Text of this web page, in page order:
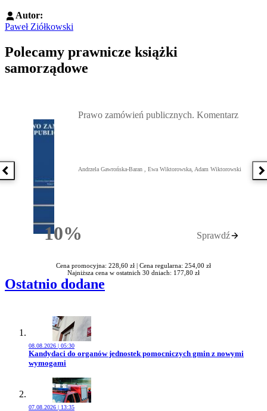
Autor:
Paweł Ziółkowski
Polecamy prawnicze książki
samorządowe
Poprzednia książka
10%Rabatu
Prawo zamówień publicznych. Komentarz
Andrzela Gawrońska-Baran , Ewa Wiktorowska, Adam Wiktorowski
Sprawdź
Cena promocyjna: 228,60 zł | Cena regularna: 254,00 zł
Najniższa cena w ostatnich 30 dniach: 177,80 zł
Ostatnio dodane
08.08.2026 | 05:30
Przejdź do artykułu:
Kandydaci do organów jednostek pomocniczych gmin z nowymi
wymogami
07.08.2026 | 13:35